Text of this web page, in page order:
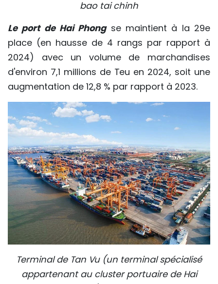
bao tai chinh
Le port de Hai Phongse maintient à la 29e
place (en hausse de 4 rangs par rapport à
2024) avec un volume de marchandises
d'environ 7,1 millions de Teu en 2024, soit une
augmentation de 12,8 % par rapport à 2023.
Terminal de Tan Vu (un terminal spécialisé
appartenant au cluster portuaire de Hai